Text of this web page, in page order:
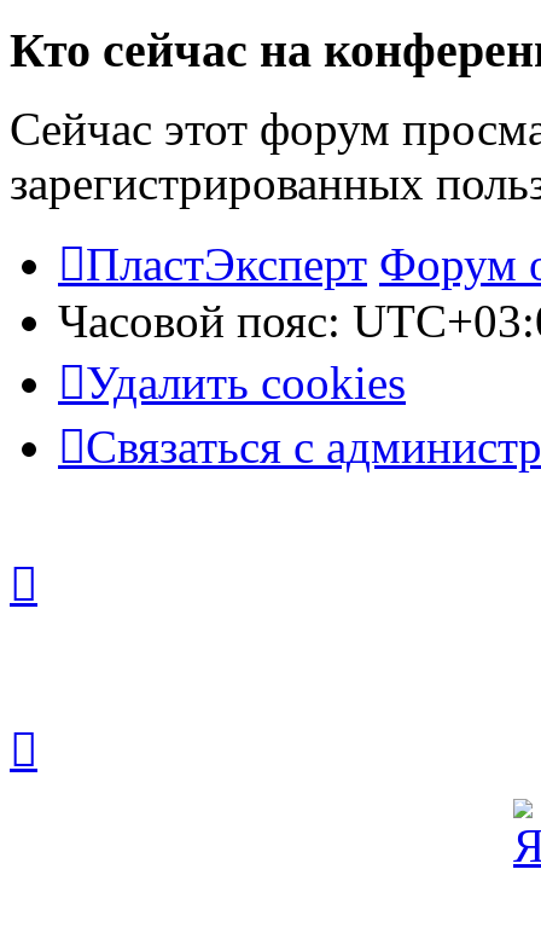
Кто сейчас на
Сейчас этот форум
зарегистрированных
ПластЭксперт Форум
Часовой пояс:
Удалить cookies
Связаться с